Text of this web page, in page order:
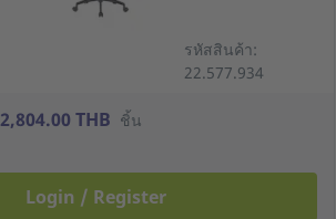
รหัสสินค้า:
22.577.934
2,804.00 THB ชิ้น
Login / Register